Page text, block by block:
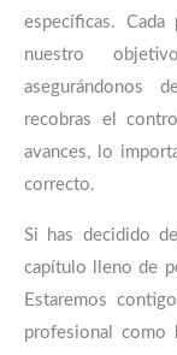
específicas.
nuestro
asegurándonos
recobras el
avances, lo
correcto.
Si has decidido
capítulo lleno de
Estaremos
profesional como